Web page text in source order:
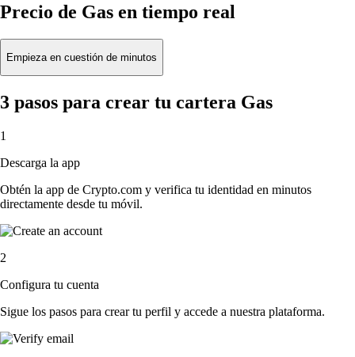
Precio de Gas en tiempo real
Empieza en cuestión de minutos
3 pasos para crear tu cartera Gas
1
Descarga la app
Obtén la app de Crypto.com y verifica tu identidad en minutos
directamente desde tu móvil.
2
Configura tu cuenta
Sigue los pasos para crear tu perfil y accede a nuestra plataforma.